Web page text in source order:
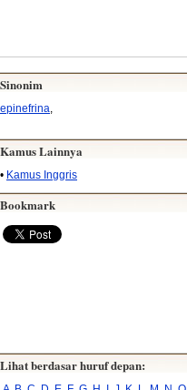
Sinonim
epinefrina
Kamus Lainnya
• Kamus Inggris
Bookmark
Lihat berdasar huruf depan: